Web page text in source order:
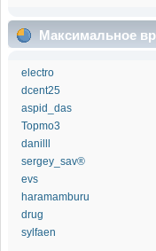
Максимальное
electro
dcent25
aspid_das
Topmo3
danilll
sergey_sav®
evs
haramamburu
drug
sylfaen